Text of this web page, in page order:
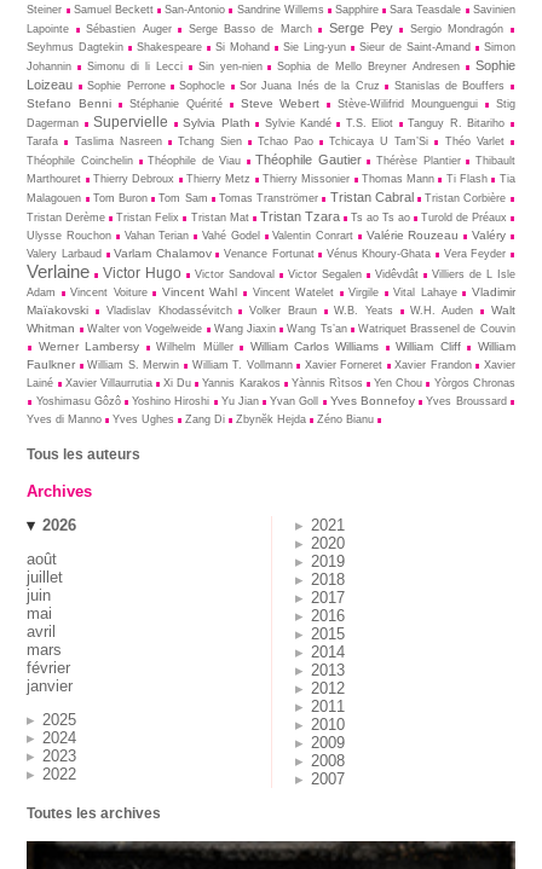
Steiner
Samuel Beckett San-Antonio Sandrine Willems Sapphire Sara Teasdale
Savinien
Lapointe
Sébastien Auger Serge Basso de March Serge Pey
Sergio Mondragón
Seyhmus Dagtekin
Shakespeare Si Mohand Sie Ling-yun Sieur de Saint-Amand
Simon
Johannin
Simonu di li Lecci Sin yen-nien Sophia de Mello Breyner Andresen
Sophie
Loizeau
Sophie Perrone Sophocle Sor Juana Inés de la Cruz Stanislas de Bouffers
Stefano Benni Stéphanie Quérité Steve Webert Stève-Wilifrid Mounguengui
Stig
Dagerman
Supervielle Sylvia Plath Sylvie Kandé T.S. Eliot
Tanguy R. Bitariho
Tarafa
Taslima Nasreen Tchang Sien Tchao Pao Tchicaya U Tam’Si
Théo Varlet
Théophile Coinchelin
Théophile de Viau Théophile Gautier Thérèse Plantier
Thibault
Marthouret
Thierry Debroux Thierry Metz Thierry Missonier Thomas Mann Ti Flash
Tia
Malagouen
Tom Buron Tom Sam Tomas Tranströmer Tristan Cabral
Tristan Corbière
Tristan Derème
Tristan Felix Tristan Mat Tristan Tzara Ts ao Ts ao
Turold de Préaux
Ulysse Rouchon
Vahan Terian Vahé Godel Valentin Conrart Valérie Rouzeau Valéry
Valery Larbaud Varlam Chalamov Venance Fortunat Vénus Khoury-Ghata Vera Feyder
Verlaine Victor Hugo Victor Sandoval Victor Segalen Vidêvdât
Villiers de L Isle
Adam
Vincent Voiture Vincent Wahl Vincent Watelet Virgile Vital Lahaye
Vladimir
Maïakovski
Vladislav Khodassévitch Volker Braun W.B. Yeats W.H. Auden
Walt
Whitman
Walter von Vogelweide Wang Jiaxin Wang Ts’an Watriquet Brassenel de Couvin
Werner Lambersy Wilhelm Müller William Carlos Williams William Cliff
William
Faulkner
William S. Merwin William T. Vollmann Xavier Forneret Xavier Frandon
Xavier
Lainé
Xavier Villaurrutia Xi Du Yannis Karakos Yànnis Rìtsos Yen Chou
Yòrgos Chronas
Yoshimasu Gôzô
Yoshino Hiroshi Yu Jian Yvan Goll Yves Bonnefoy
Yves Broussard
Yves di Manno
Yves Ughes Zang Di Zbynĕk Hejda Zéno Bianu
Tous les auteurs
Archives
2026
août
juillet
juin
mai
avril
mars
février
janvier
2025
2024
2023
2022
2021
2020
2019
2018
2017
2016
2015
2014
2013
2012
2011
2010
2009
2008
2007
Toutes les archives